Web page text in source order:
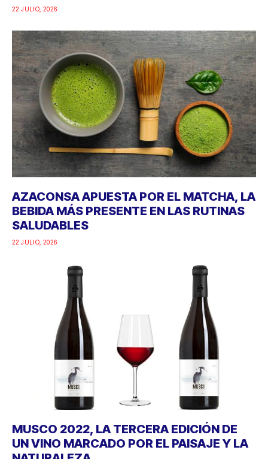
22 JULIO, 2026
AZACONSA APUESTA POR EL MATCHA, LA
BEBIDA MÁS PRESENTE EN LAS RUTINAS
SALUDABLES
22 JULIO, 2026
MUSCO 2022, LA TERCERA EDICIÓN DE
UN VINO MARCADO POR EL PAISAJE Y LA